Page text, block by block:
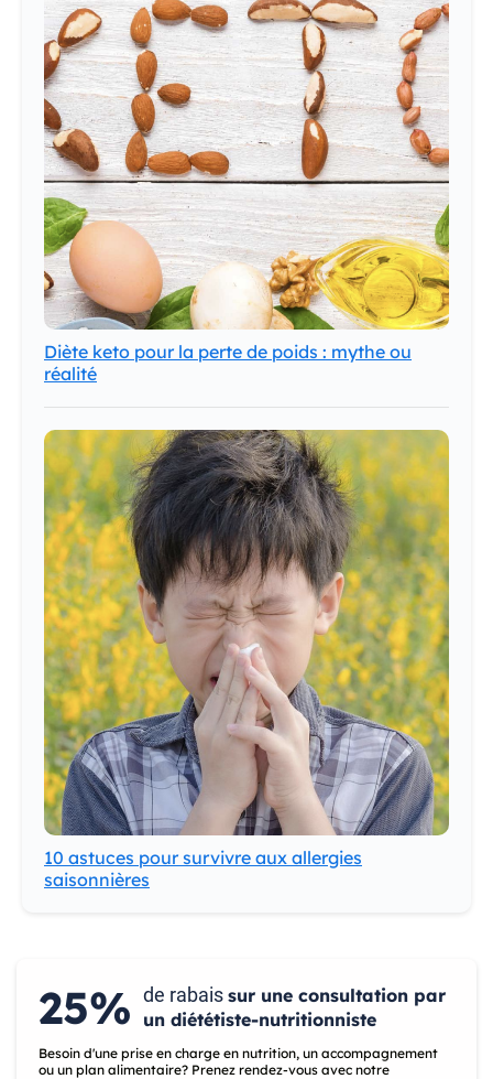
Diète keto pour la perte de poids : mythe ou
réalité
10 astuces pour survivre aux allergies
saisonnières
25% de rabais sur une consultation par
un diététiste-nutritionniste
Besoin d'une prise en charge en nutrition, un accompagnement
ou un plan alimentaire? Prenez rendez-vous avec notre